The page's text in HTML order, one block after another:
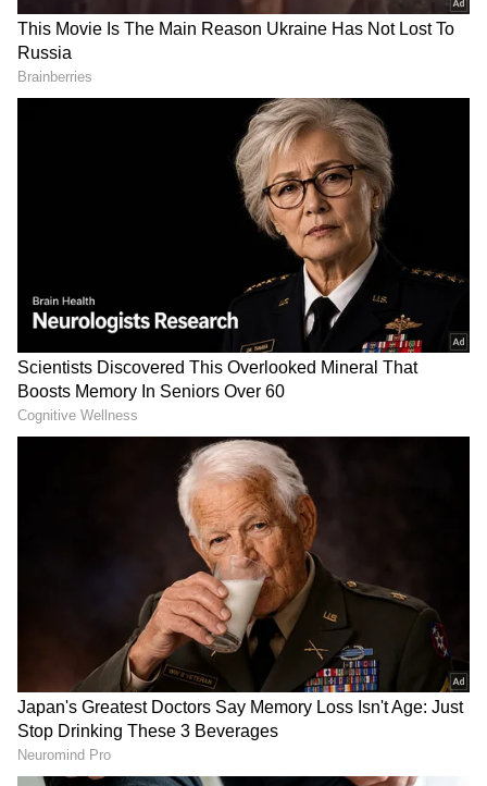
ಕೆಲವೊಮ್ಮೆ ಪರಿಸ್ಥಿತಿಯಿಂದಾಗಿ ಪ್ರೇಮಿ ನಿಮ್ಮಿಂದ
ದೂರವಾಗಿರಬಹುದು, ಅಥವಾ ಪೋಷಕರ ಒತ್ತಾಯದ
ಮೇರೆಗೆ ನಿಮ್ಮ ಪ್ರೀತಿಯಿಂದ ದೂರವಾಗಿರಬಹುದು. ಇಂತಹ
ಪರಿಸ್ಥಿತಿಯಲ್ಲಿ ತಮ್ಮ ಜೀವನ ಸಂಗಾತಿಗೆ ಹಿಂದಿನ ಸಂಬಂಧದ
ಬಗ್ಗೆ ಹೇಳಬೇಕೆ ಅಥವಾ ಬೇಡವೇ ಎಂದು ನಿರ್ಧರಿಸಲು
ಸಾಧ್ಯವಾಗುವುದಿಲ್ಲ. ಹಿಂದಿನ ಜೀವನದ ಕಾರಣದಿಂದಾಗಿ
ಭವಿಷ್ಯದ ಜೀವನ (future life) ಹಾಳಾಗಬಹುದು ಎಂಬ
ಭಯವೂ ಇರುತ್ತದೆ. ನೀವೂ ಸಹ ಅಂತಹ ಭಯದಲ್ಲಿ
ಸಿಲುಕಿಕೊಂಡಿದ್ದರೆ, ನಿಮಗಾಗಿ ಸಲಹೆ ಇಲ್ಲಿದೆ.